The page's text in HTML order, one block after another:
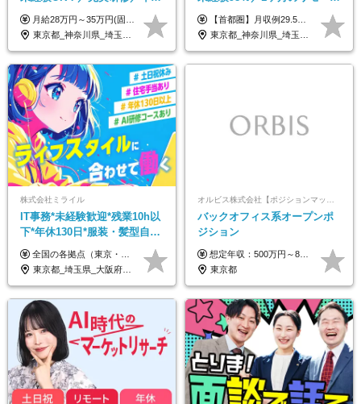
127日～／残業なし／平均20代
／リモートOK
月給28万円～35万円(固定残業代含む)+インセンティブ＋各種手当 ※経験・能力等を考慮の上、決定します。 ※残業はほとんどありませんが、発生した場合は時間外手当を100％支給します。 【固定残業代について】 なし（残業代は、実際の労働時間に応じて別途全額支給）
東京都_神奈川県_埼玉県_千葉県_大阪府_愛知県_北海道_青森県_岩手県_宮城県_秋田県_山形県_福島県_茨城県_栃木県_群馬県_新潟県_山梨県_長野県_富山県_石川県_福井県_静岡県_岐阜県_三重県_兵庫県_京都府_滋賀県_奈良県_和歌山県_広島県_岡山県_鳥取県_島根県_山口県_徳島県_香川県_愛媛県_高知県_福岡県_熊本県_佐賀県_長崎県_大分県_宮崎県_鹿児島県_沖縄県_海外
研修／既卒・第二新卒歓迎／
年間休日123日/OW
【首都圏】月収例29.5万円（月給26万円＋諸手当） 【東海・関西】月収例28.5万円（月給25万円＋諸手当） 【九州】月収例26万円（月給23万円＋諸手当） ※経験・スキル・前職給与を踏まえ、総合的に判断して決定します。 例：首都圏 月収例31万円（月給27万円＋諸手当） ◆各種手当 ・通勤手当（上限4万円まで） ・残業代手当（1分単位で全額支給） ※固定残業代制は採用しておりません ・資格取得支援 ◆昇給：年1回 ◆補足 ・研修中1ヶ月間は、時給1670円となります。 ・試用期間6ヶ月あり。その間の待遇に変更はありません。 ※詳細は面接時にご案内します。
東京都_神奈川県_埼玉県_千葉県_大阪府_愛知県_兵庫県_京都府_福岡県
株式会社ミライル
IT事務*未経験歓迎*残業10h以
下*年休130日*服装・髪型自由
*AI研修あり*住宅手当あり*転
勤なし
全国の各拠点（東京・埼玉・新潟・福岡・大阪）で募集中！ 給与は以下の通り、勤務地により異なります。 新潟勤務の場合 201,000円〜201,000円（試用期間変更なし）＋賞与 東京・埼玉勤務の場合 225,000円〜250,000円（試用期間 220,000円）＋賞与 福岡勤務の場合 182,000円〜220,000円（試用期間182,000円）＋賞与 大阪勤務の場合 210,000円〜210,000円（試用期間変更なし）＋賞与 初年度想定年収：280～300万円 ※残業代は全額支給します（1分単位でお支払いします） ※試用期間6ヵ月。試用期間中でも条件変わらず。 ※土日祝含めた勤務可能な方は、土日手当10,000円（毎月）を別途支給。
東京都_埼玉県_大阪府_新潟県_福岡県
オルビス株式会社【ポジションマッチ登録】
バックオフィス系オープンポ
ジション
想定年収：500万円～800万円 ※ご経験やスキルに応じて決定します。 ※上記想定年収はあくまでも目安の金額であり、 選考を通じて上下する可能性があります。
東京都